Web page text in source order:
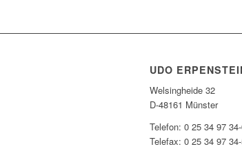
UDO
Welsingheide 32
D-48161 Münster
Telefon: 0 25 34 97
Telefax: 0 25 34 97